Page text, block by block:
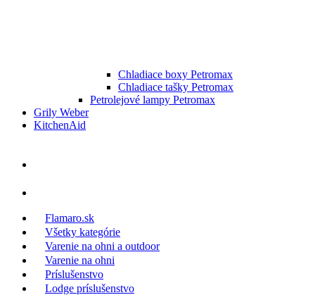
Chladiace boxy Petromax
Chladiace tašky Petromax
Petrolejové lampy Petromax
Grily Weber
KitchenAid
Flamaro.sk
Všetky kategórie
Varenie na ohni a outdoor
Varenie na ohni
Príslušenstvo
Lodge príslušenstvo